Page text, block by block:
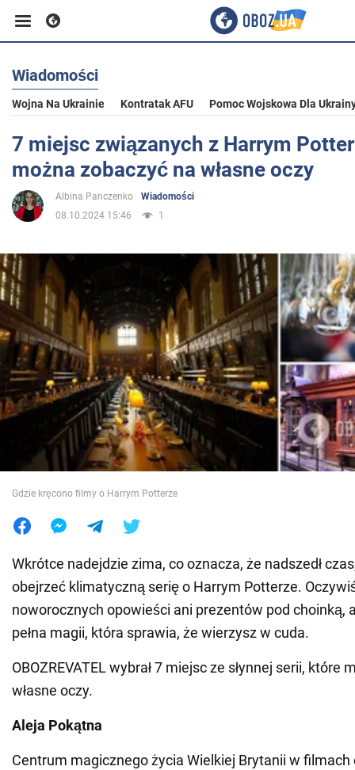
Biznes
Sport
Rozrywka
Polityka
Społeczeństwo
Wojna na Ukrainie
Jedzenie
Wiadomości
Wojna Na Ukrainie Kontratak AFU Pomoc Wojskowa Dla
7 miejsc związanych z Harrym
można zobaczyć na własne oczy
Albina Panczenko
Wiadomości
08.10.2024 15:46
1
Gdzie kręcono filmy o Harrym Potterze
Wkrótce nadejdzie zima, co oznacza, że nadszedł
obejrzeć klimatyczną serię o Harrym Potterze.
noworocznych opowieści ani prezentów pod choinką,
pełna magii, która sprawia, że wierzysz w cuda.
OBOZREVATEL wybrał 7 miejsc ze słynnej serii, które
własne oczy.
Aleja Pokątna
Centrum magicznego życia Wielkiej Brytanii w